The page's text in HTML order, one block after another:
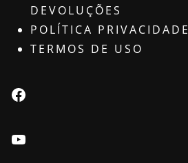
DEVOLUÇÕES
POLÍTICA PRIVACIDADE
TERMOS DE USO
Facebook
Youtube